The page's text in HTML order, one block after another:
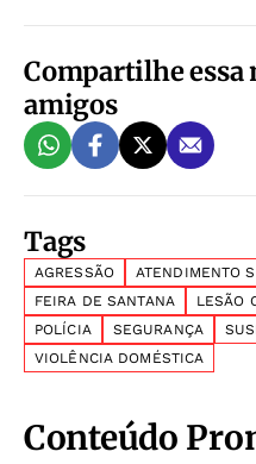
Compartilhe essa
amigos
Tags
AGRESSÃO ATENDIMENTO
FEIRA DE SANTANA
LESÃO
POLÍCIA
SEGURANÇA
VIOLÊNCIA DOMÉSTICA